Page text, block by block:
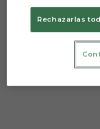
Rechazarlas